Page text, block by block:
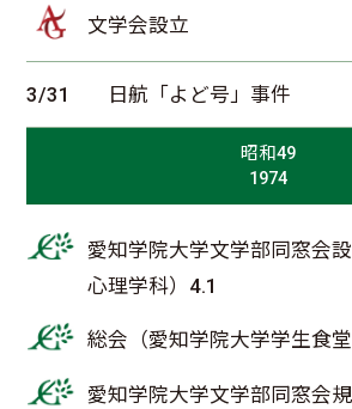
文学会設立
3/31 日航「よど号」事件
昭和49
1974
愛知学院大学文学部同窓会
心理学科）4.1
総会（愛知学院大学学生食
愛知学院大学文学部同窓会